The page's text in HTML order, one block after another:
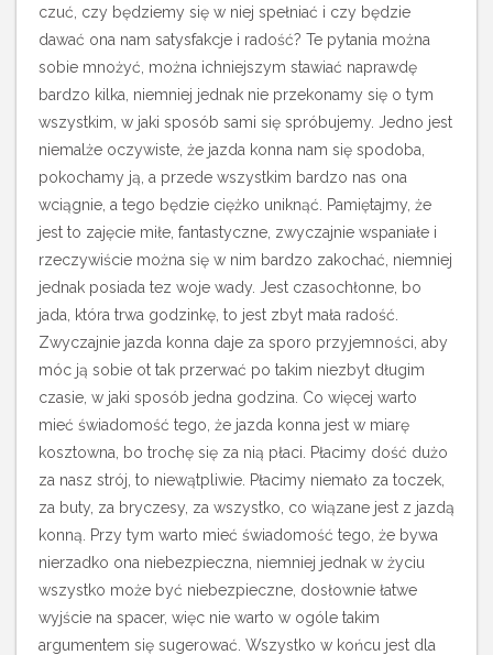
czuć, czy będziemy się w niej spełniać i czy będzie
dawać ona nam satysfakcje i radość? Te pytania można
sobie mnożyć, można ichniejszym stawiać naprawdę
bardzo kilka, niemniej jednak nie przekonamy się o tym
wszystkim, w jaki sposób sami się spróbujemy. Jedno jest
niemalże oczywiste, że jazda konna nam się spodoba,
pokochamy ją, a przede wszystkim bardzo nas ona
wciągnie, a tego będzie ciężko uniknąć. Pamiętajmy, że
jest to zajęcie miłe, fantastyczne, zwyczajnie wspaniałe i
rzeczywiście można się w nim bardzo zakochać, niemniej
jednak posiada tez woje wady. Jest czasochłonne, bo
jada, która trwa godzinkę, to jest zbyt mała radość.
Zwyczajnie jazda konna daje za sporo przyjemności, aby
móc ją sobie ot tak przerwać po takim niezbyt długim
czasie, w jaki sposób jedna godzina. Co więcej warto
mieć świadomość tego, że jazda konna jest w miarę
kosztowna, bo trochę się za nią płaci. Płacimy dość dużo
za nasz strój, to niewątpliwie. Płacimy niemało za toczek,
za buty, za bryczesy, za wszystko, co wiązane jest z jazdą
konną. Przy tym warto mieć świadomość tego, że bywa
nierzadko ona niebezpieczna, niemniej jednak w życiu
wszystko może być niebezpieczne, dosłownie łatwe
wyjście na spacer, więc nie warto w ogóle takim
argumentem się sugerować. Wszystko w końcu jest dla